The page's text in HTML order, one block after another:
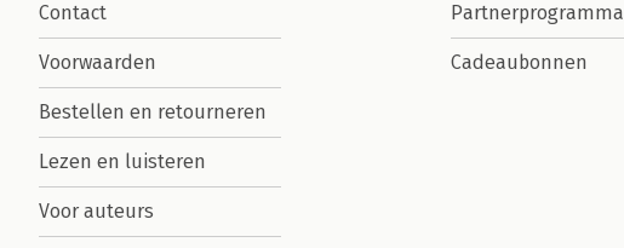
Contact
Voorwaarden
Bestellen en retourneren
Lezen en luisteren
Voor auteurs
Partnerprogramma
Cadeaubonnen